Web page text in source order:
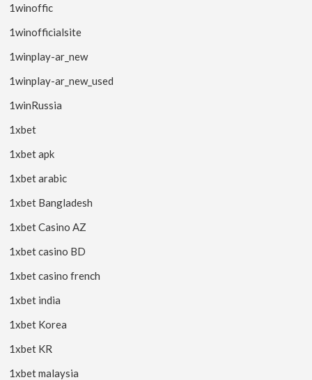
1winoffic
1winofficialsite
1winplay-ar_new
1winplay-ar_new_used
1winRussia
1xbet
1xbet apk
1xbet arabic
1xbet Bangladesh
1xbet Casino AZ
1xbet casino BD
1xbet casino french
1xbet india
1xbet Korea
1xbet KR
1xbet malaysia